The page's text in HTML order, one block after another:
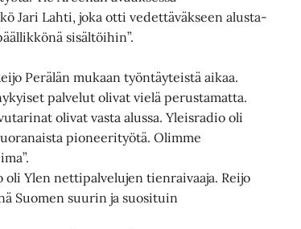
Jari Lahti, joka otti vedettäväkseen alusta-
sisältöihin”.
Perälän mukaan työntäyteistä aikaa.
palvelut olivat vielä perustamatta.
olivat vasta alussa. Yleisradio oli
pioneerityötä. Olimme
oli Ylen nettipalvelujen tienraivaaja. Reijo
Suomen suurin ja suosituin